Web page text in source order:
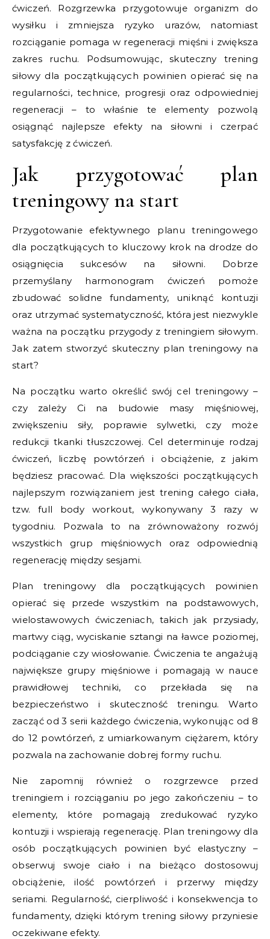
ćwiczeń. Rozgrzewka przygotowuje organizm do
wysiłku i zmniejsza ryzyko urazów, natomiast
rozciąganie pomaga w regeneracji mięśni i zwiększa
zakres ruchu. Podsumowując, skuteczny trening
siłowy dla początkujących powinien opierać się na
regularności, technice, progresji oraz odpowiedniej
regeneracji – to właśnie te elementy pozwolą
osiągnąć najlepsze efekty na siłowni i czerpać
satysfakcję z ćwiczeń.
Jak przygotować plan
treningowy na start
Przygotowanie efektywnego planu treningowego
dla początkujących to kluczowy krok na drodze do
osiągnięcia sukcesów na siłowni. Dobrze
przemyślany harmonogram ćwiczeń pomoże
zbudować solidne fundamenty, uniknąć kontuzji
oraz utrzymać systematyczność, która jest niezwykle
ważna na początku przygody z treningiem siłowym.
Jak zatem stworzyć skuteczny plan treningowy na
start?
Na początku warto określić swój cel treningowy –
czy zależy Ci na budowie masy mięśniowej,
zwiększeniu siły, poprawie sylwetki, czy może
redukcji tkanki tłuszczowej. Cel determinuje rodzaj
ćwiczeń, liczbę powtórzeń i obciążenie, z jakim
będziesz pracować. Dla większości początkujących
najlepszym rozwiązaniem jest trening całego ciała,
tzw. full body workout, wykonywany 3 razy w
tygodniu. Pozwala to na zrównoważony rozwój
wszystkich grup mięśniowych oraz odpowiednią
regenerację między sesjami.
Plan treningowy dla początkujących powinien
opierać się przede wszystkim na podstawowych,
wielostawowych ćwiczeniach, takich jak przysiady,
martwy ciąg, wyciskanie sztangi na ławce poziomej,
podciąganie czy wiosłowanie. Ćwiczenia te angażują
największe grupy mięśniowe i pomagają w nauce
prawidłowej techniki, co przekłada się na
bezpieczeństwo i skuteczność treningu. Warto
zacząć od 3 serii każdego ćwiczenia, wykonując od 8
do 12 powtórzeń, z umiarkowanym ciężarem, który
pozwala na zachowanie dobrej formy ruchu.
Nie zapomnij również o rozgrzewce przed
treningiem i rozciąganiu po jego zakończeniu – to
elementy, które pomagają zredukować ryzyko
kontuzji i wspierają regenerację. Plan treningowy dla
osób początkujących powinien być elastyczny –
obserwuj swoje ciało i na bieżąco dostosowuj
obciążenie, ilość powtórzeń i przerwy między
seriami. Regularność, cierpliwość i konsekwencja to
fundamenty, dzięki którym trening siłowy przyniesie
oczekiwane efekty.